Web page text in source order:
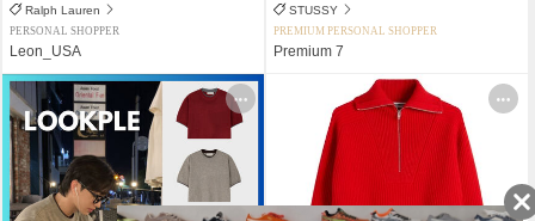
Ralph Lauren
PERSONAL SHOPPER
Leon_USA
STUSSY
PREMIUM PERSONAL SHOPPER
Premium 7